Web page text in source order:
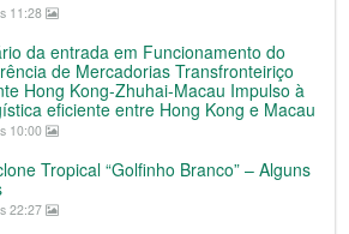
11:28
da entrada em Funcionamento do
de Mercadorias Transfronteiriço
Hong Kong-Zhuhai-Macau Impulso à
eficiente entre Hong Kong e Macau
10:00
Tropical “Golfinho Branco” – Alguns
22:27